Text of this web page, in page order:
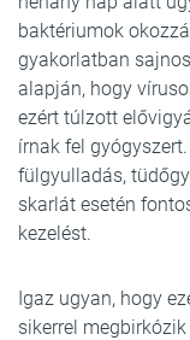
baktériumok
gyakorlatban
alapján, hogy
ezért túlzott
írnak fel
fülgyulladás,
skarlát esetén
kezelést.
Igaz ugyan, hogy
sikerrel megbirkózik